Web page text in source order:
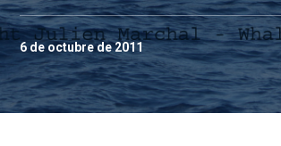
6 de octubre de 2011